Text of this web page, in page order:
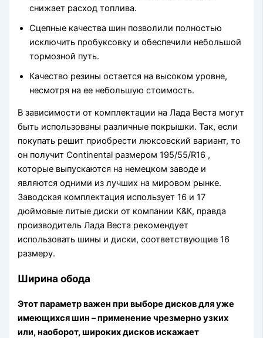
снижает расход топлива.
Сцепные качества шин позволили полностью
исключить пробуксовку и обеспечили небольшой
тормозной путь.
Качество резины остается на высоком уровне,
несмотря на ее небольшую стоимость.
В зависимости от комплектации на Лада Веста могут
быть использованы различные покрышки. Так, если
покупать решит приобрести люксовский вариант, то
он получит Continental размером 195/55/R16 ,
которые выпускаются на немецком заводе и
являются одними из лучших на мировом рынке.
Заводская комплектация использует 16 и 17
дюймовые литые диски от компании К&К, правда
производитель Лада Веста рекомендует
использовать шины и диски, соответствующие 16
размеру.
Ширина обода
Этот параметр важен при выборе дисков для уже
имеющихся шин – применение чрезмерно узких
или, наоборот, широких дисков искажает